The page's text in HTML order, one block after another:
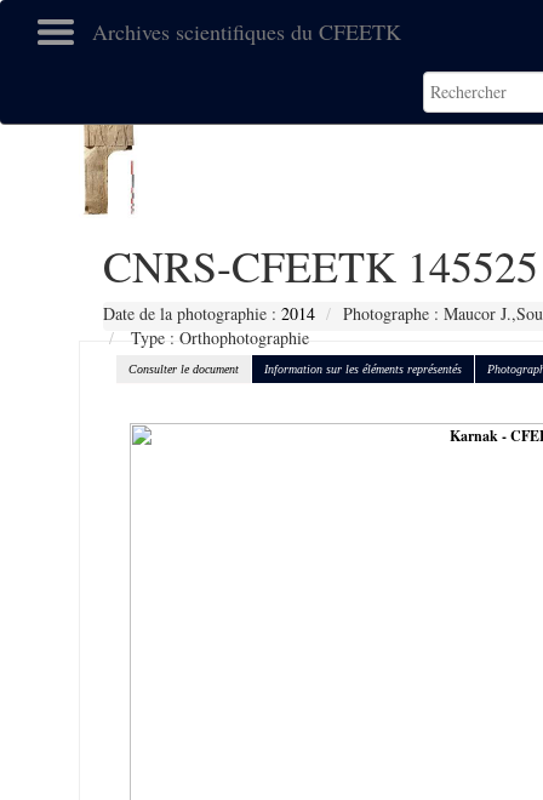
Archives scientifiques du CFEETK
CNRS-CFEETK 145525
Date de la photographie : 2014
Photographe : Maucor
Type : Orthophotographie
Consulter le document Information sur les éléments représentés